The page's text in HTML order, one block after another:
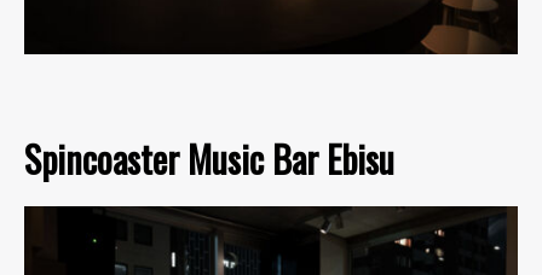
Spincoaster Music Bar Ebisu